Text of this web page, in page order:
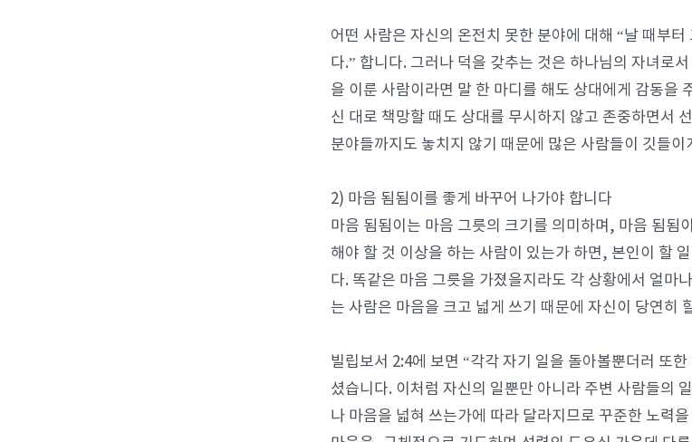
어떤 사람은 자신의 온전치 못한 분야에 대해 “날 때부
다.” 합니다. 그러나 덕을 갖추는 것은 하나님의 자녀로
을 이룬 사람이라면 말 한 마디를 해도 상대에게 감동을
신 대로 책망할 때도 상대를 무시하지 않고 존중하면서
분야들까지도 놓치지 않기 때문에 많은 사람들이 깃들이
2) 마음 됨됨이를 좋게 바꾸어 나가야 합니다
마음 됨됨이는 마음 그릇의 크기를 의미하며, 마음 됨됨
해야 할 것 이상을 하는 사람이 있는가 하면, 본인이 할
다. 똑같은 마음 그릇을 가졌을지라도 각 상황에서 얼마
는 사람은 마음을 크고 넓게 쓰기 때문에 자신이 당연히
빌립보서 2:4에 보면 “각각 자기 일을 돌아볼뿐더러 또
셨습니다. 이처럼 자신의 일뿐만 아니라 주변 사람들의
나 마음을 넓혀 쓰는가에 따라 달라지므로 꾸준한 노력